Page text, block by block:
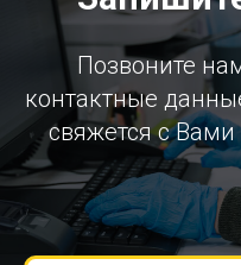
Позвоните
контактные
свяжется с